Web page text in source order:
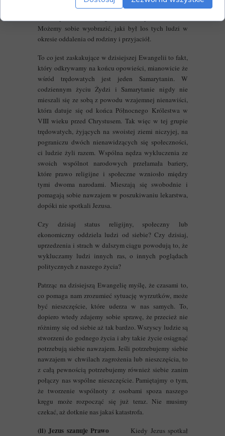
przebłagalnego(Łk 14,1-32). Dopiero po tym mogli
Możemy sobie wyobrazić, jaki był los tych ludzi w
okresie oddalenia od rodziny i przyjaciół.
To co jest zaskakujące w dzisiejszej Ewangelii to fakt,
który odkrywamy na końcu opowieści, mianowicie że
wśród trędowatych jest jeden Samarytanin. W
codziennym życiu Żydzi i Samarytanie nigdy nie
mieszali się ze sobą z powodu wzajemnej nienawiści,
która datuje się od końca Północnego Królestwa w
VIII wieku przed Chrystusem. Tak więc w tej grupie
trędowatych, żyjących na swoistej ziemi niczyjej, na
pograniczu dwóch nienawidzących się społeczności,
ci ludzie żyli razem. Wspólna nędza wykluczenia ze
swoich wspólnot narodowych przełamała bariery,
które prawo religijne i społeczne wzniosło między
tymi dwoma narodami. Mieszają się swobodnie i
pomagają sobie nawzajem w poszukiwaniu lekarstwa,
dopóki nie spotkali Jezusa.
Czy dzisiaj status religijny, społeczny lub
ekonomiczny oddziela ludzi od siebie? Czy dzisiaj,
uprzedzenia i strach w dalszym ciągu powodują to, że
wykluczamy ludzi innych ras, o innych poglądach
politycznych z naszego życia?
Patrząc na dzisiejszą Ewangelię myślę, że czasami to,
co pomaga nam zrozumieć sytuację wyrzutków, może
być nieszczęście, które uderza w nas samych. To,
dopiero wtedy zdajemy sobie sprawę, że przecież nie
różnimy się od siebie aż tak bardzo. Wszyscy ludzie są
stworzeni do godnego życia i aby takie życie osiągnąć
potrzebują siebie nawzajem. Jeśli potrzebujemy siebie
nawzajem w chwilach zagrożenia lub nieszczęścia, to
z całą pewnością potrzebujemy również siebie zanim
połączy nas wspólne nieszczęście. Pamiętajmy o tym,
że tworzenie wspólnoty z osobami spoza naszego
kręgu może rozpocząć się już teraz. Nie musimy
czekać, aż dotknie nas jakaś katastrofa.
(ii) Jezus szanuje Prawo Kiedy Jezus spotkał